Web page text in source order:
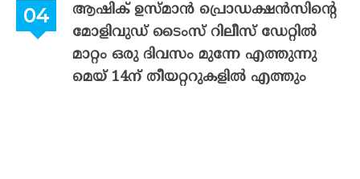
ആഷിക് ഉസ്മാൻ പ്രൊഡക്ഷൻസിന്റെ
മോളിവുഡ് ടൈംസ് റിലീസ് ഡേറ്റിൽ
മാറ്റം ഒരു ദിവസം മുന്നേ എത്തുന്നു
മെയ് 14ന് തീയറ്ററുകളിൽ എത്തും